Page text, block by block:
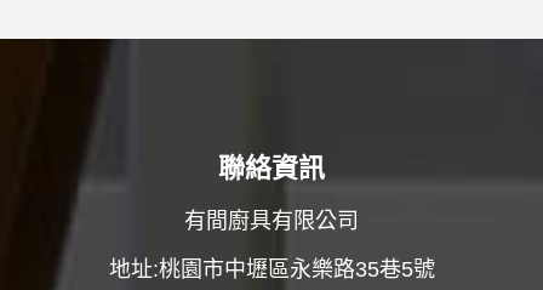
聯絡資訊
有間廚具有限公司
地址:桃園市中壢區永樂路35巷5號